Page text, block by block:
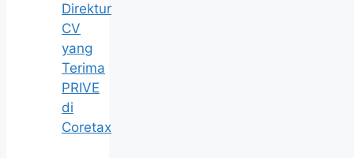
Direktur
CV
yang
Terima
PRIVE
di
Coretax